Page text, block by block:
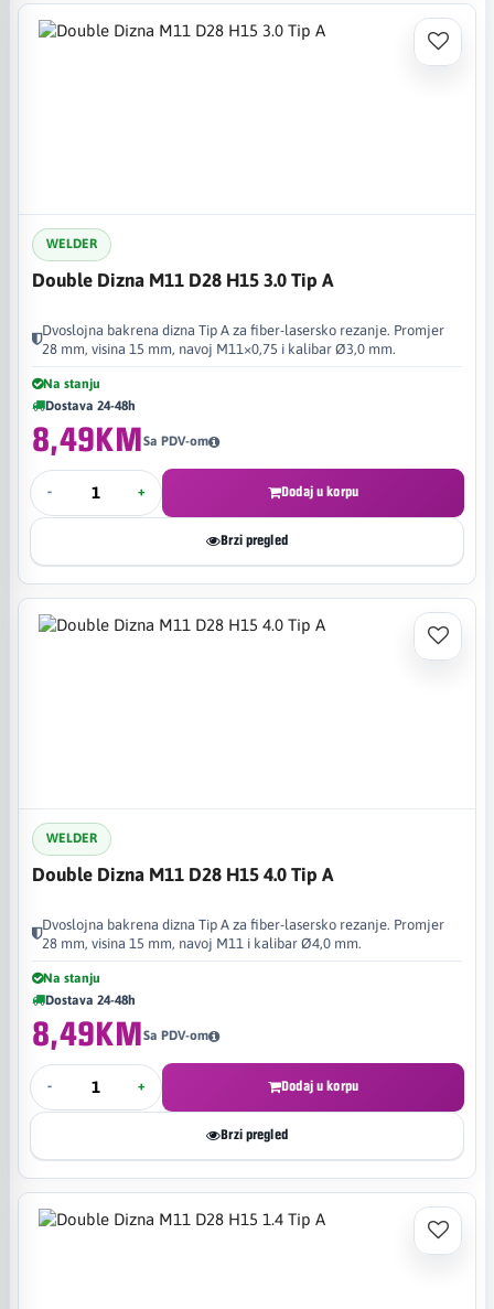
WELDER
Double Dizna M11 D28 H15 3.0 Tip A
Dvoslojna bakrena dizna Tip A za fiber-lasersko rezanje. Promjer
28 mm, visina 15 mm, navoj M11×0,75 i kalibar Ø3,0 mm.
Na stanju
Dostava 24-48h
8,49KMSa PDV-om
- + Dodaj u korpu
Brzi pregled
WELDER
Double Dizna M11 D28 H15 4.0 Tip A
Dvoslojna bakrena dizna Tip A za fiber-lasersko rezanje. Promjer
28 mm, visina 15 mm, navoj M11 i kalibar Ø4,0 mm.
Na stanju
Dostava 24-48h
8,49KMSa PDV-om
- + Dodaj u korpu
Brzi pregled